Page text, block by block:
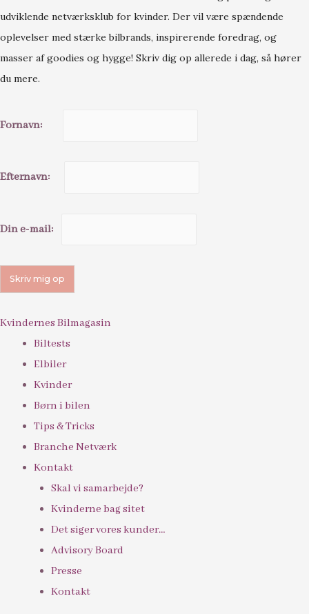
udviklende netværksklub for kvinder. Der vil være spændende
oplevelser med stærke bilbrands, inspirerende foredrag, og
masser af goodies og hygge! Skriv dig op allerede i dag, så hører
du mere.
Fornavn:
Efternavn:
Din e-mail:
Kvindernes Bilmagasin
Biltests
Elbiler
Kvinder
Børn i bilen
Tips & Tricks
Branche Netværk
Kontakt
Skal vi samarbejde?
Kvinderne bag sitet
Det siger vores kunder…
Advisory Board
Presse
Kontakt